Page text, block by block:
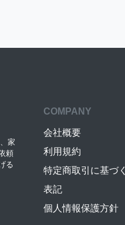
家
頼
る
COMPANY
会社概要
利用規約
特定商取引に基づく
表記
個人情報保護方針